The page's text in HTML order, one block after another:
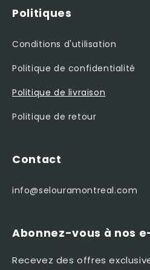
Politiques
Conditions d'utilisation
Politique de confidentialité
Politique de livraison
Politique de retour
Contact
info@selouramontreal.com
Abonnez-vous à nos
Recevez des offres